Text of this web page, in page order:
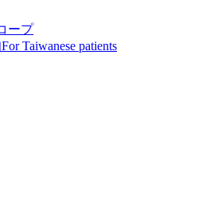
ープ
For Taiwanese patients